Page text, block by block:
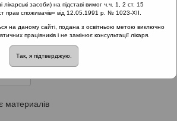
лімфоїдного
(Одеса, 15.11.19)::
материалів
засоби) на підставі вимог ч.ч. 1, 2 ст. 15
прав споживачів» від 12.05.1991 р. № 1023-XII.
на даному сайті, подана з освітньою метою виключно
працівників і не замінює консультації лікаря.
Так, я підтверджую.